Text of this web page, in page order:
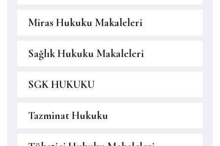
Miras Hukuku Makaleleri
Sağlık Hukuku Makaleleri
SGK HUKUKU
Tazminat Hukuku